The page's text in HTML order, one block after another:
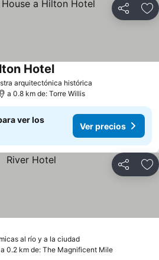
Compartir
arquitectónica histórica
Hotel
a 0.8 km de: Torre Willis
ver los
Ver precios
Compartir
al río y a la ciudad
a 0.2 km de: The Magnificent Mile